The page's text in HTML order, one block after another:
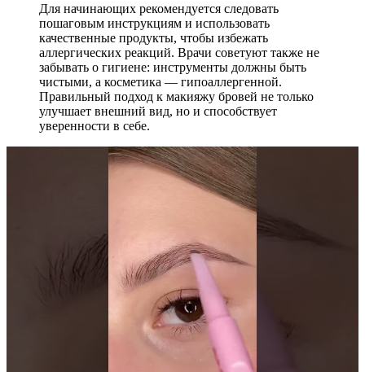
Для начинающих рекомендуется следовать
пошаговым инструкциям и использовать
качественные продукты, чтобы избежать
аллергических реакций. Врачи советуют также не
забывать о гигиене: инструменты должны быть
чистыми, а косметика — гипоаллергенной.
Правильный подход к макияжу бровей не только
улучшает внешний вид, но и способствует
уверенности в себе.